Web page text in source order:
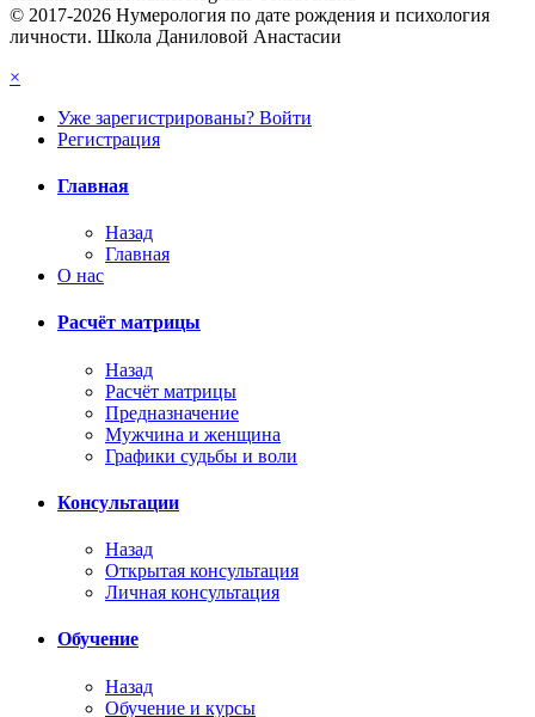
© 2017-2026 Нумерология по дате рождения и психология
личности. Школа Даниловой Анастасии
×
Уже зарегистрированы? Войти
Регистрация
Главная
Назад
Главная
О нас
Расчёт матрицы
Назад
Расчёт матрицы
Предназначение
Мужчина и женщина
Графики судьбы и воли
Консультации
Назад
Открытая консультация
Личная консультация
Обучение
Назад
Обучение и курсы